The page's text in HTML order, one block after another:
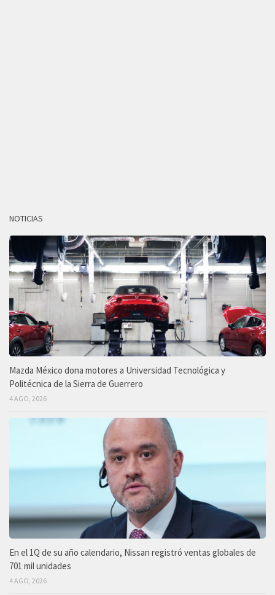
NOTICIAS
Mazda México dona motores a Universidad Tecnológica y
Politécnica de la Sierra de Guerrero
4 AGO, 2026
En el 1Q de su año calendario, Nissan registró ventas globales de
701 mil unidades
4 AGO, 2026